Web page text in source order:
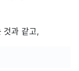
것과 같고,